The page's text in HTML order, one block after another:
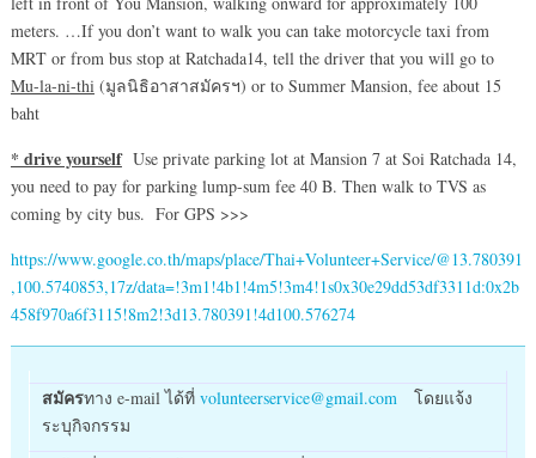
meters. …If you don’t want to walk you can take motorcycle taxi from
MRT or from bus stop at Ratchada14, tell the driver that you will go to
Mu-la-ni-thi(มูลนิธิอาสาสมัครฯ) or to Summer Mansion, fee about 15
baht
* drive yourselfUse private parking lot at Mansion 7 at Soi Ratchada 14,
you need to pay for parking lump-sum fee 40 B. Then walk to TVS as
coming by city bus. For GPS >>>
https://www.google.co.th/maps/place/Thai+Volunteer+Service/@13.780391
,100.5740853,17z/data=!3m1!4b1!4m5!3m4!1s0x30e29dd53df3311d:0x2b
458f970a6f3115!8m2!3d13.780391!4d100.576274
สมัครทาง e-mail ได้ที่ volunteerservice@gmail.comโดยแจ้ง
ระบุกิจกรรม